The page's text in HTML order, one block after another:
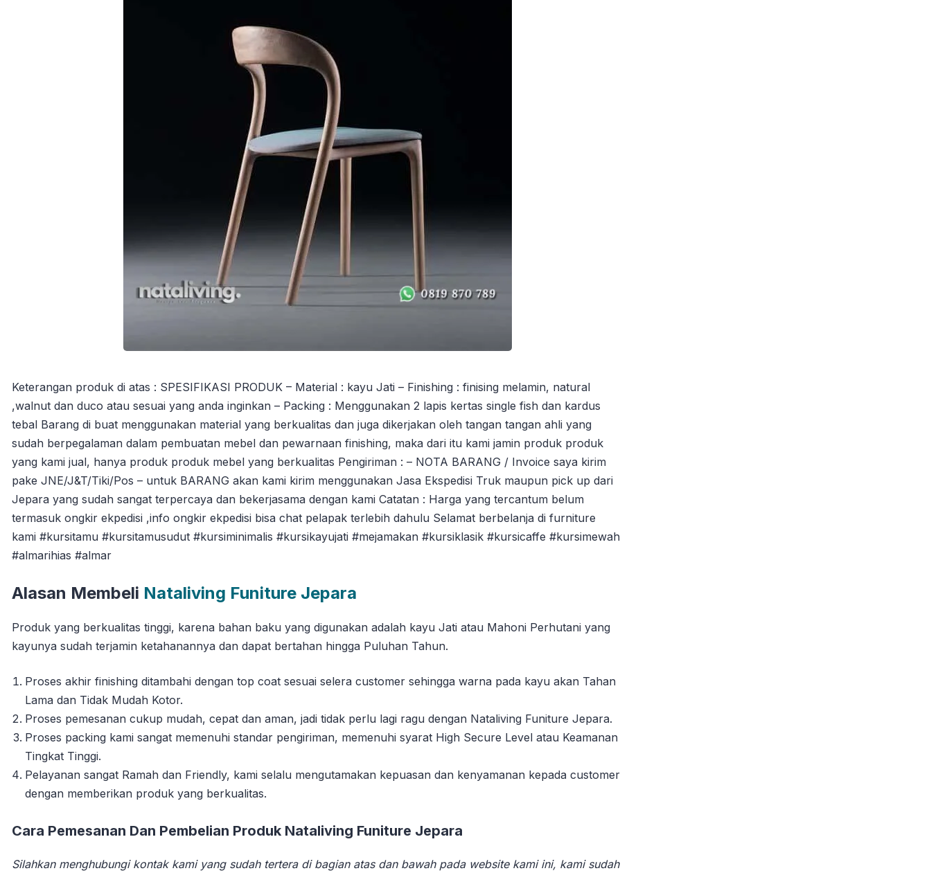
Keterangan produk di atas : SPESIFIKASI PRODUK – Material : kayu Jati – Finishing : finising melamin, natural
,walnut dan duco atau sesuai yang anda inginkan – Packing : Menggunakan 2 lapis kertas single fish dan kardus
tebal Barang di buat menggunakan material yang berkualitas dan juga dikerjakan oleh tangan tangan ahli yang
sudah berpegalaman dalam pembuatan mebel dan pewarnaan finishing, maka dari itu kami jamin produk produk
yang kami jual, hanya produk produk mebel yang berkualitas Pengiriman : – NOTA BARANG / Invoice saya kirim
pake JNE/J&T/Tiki/Pos – untuk BARANG akan kami kirim menggunakan Jasa Ekspedisi Truk maupun pick up dari
Jepara yang sudah sangat terpercaya dan bekerjasama dengan kami Catatan : Harga yang tercantum belum
termasuk ongkir ekpedisi ,info ongkir ekpedisi bisa chat pelapak terlebih dahulu Selamat berbelanja di furniture
kami #kursitamu #kursitamusudut #kursiminimalis #kursikayujati #mejamakan #kursiklasik #kursicaffe #kursimewah
#almarihias #almar
Alasan Membeli Nataliving Funiture Jepara
Produk yang berkualitas tinggi, karena bahan baku yang digunakan adalah kayu Jati atau Mahoni Perhutani yang
kayunya sudah terjamin ketahanannya dan dapat bertahan hingga Puluhan Tahun.
Proses akhir finishing ditambahi dengan top coat sesuai selera customer sehingga warna pada kayu akan Tahan
Lama dan Tidak Mudah Kotor.
Proses pemesanan cukup mudah, cepat dan aman, jadi tidak perlu lagi ragu dengan Nataliving Funiture Jepara.
Proses packing kami sangat memenuhi standar pengiriman, memenuhi syarat High Secure Level atau Keamanan
Tingkat Tinggi.
Pelayanan sangat Ramah dan Friendly, kami selalu mengutamakan kepuasan dan kenyamanan kepada customer
dengan memberikan produk yang berkualitas.
Cara Pemesanan Dan Pembelian Produk Nataliving Funiture Jepara
Silahkan menghubungi kontak kami yang sudah tertera di bagian atas dan bawah pada website kami ini, kami sudah